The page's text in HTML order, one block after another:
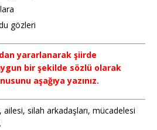
gözleri
yararlanarak şiirde
bir şekilde sözlü olarak
aşağıya yazınız.
ailesi, silah arkadaşları, mücadelesi